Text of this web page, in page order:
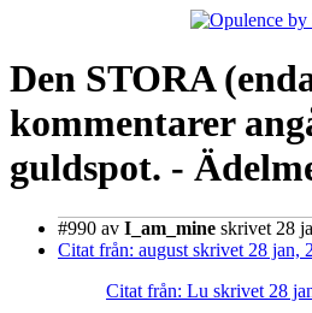
Den STORA
kommentarer
guldspot. -
#990 av I_am_mine skrivet 28
Citat från: august skrivet 28 jan,
Citat från: Lu skrivet 28